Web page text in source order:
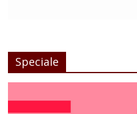
Speciale